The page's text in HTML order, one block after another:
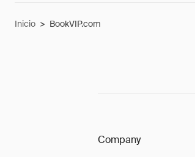
Inicio > BookVIP.com
Company